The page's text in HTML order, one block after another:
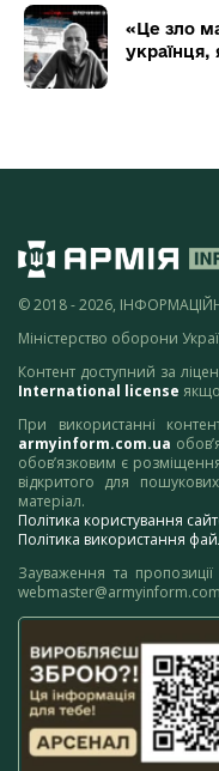
«Це зло
українця,
© 2018 - 2026,
Міністерство оборони
Контент доступний за
International license
При використанні
armyinform.com.ua
обов’язковим є
відкритого для
матеріал.
Політика користування
Політика використання
Зауваження та